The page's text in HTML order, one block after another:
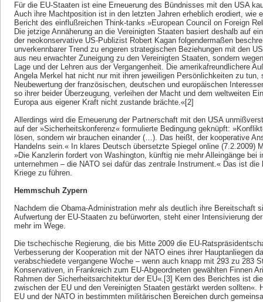
Für die EU-Staaten ist eine Erneuerung des Bündnisses mit den USA
Auch ihre Machtposition ist in den letzten Jahren erheblich erodiert, wie
Bericht des einflußreichen Think-tanks »European Council on Foreign
Die jetzige Annäherung an die Vereinigten Staaten basiert deshalb auf
der neokonservative US-Publizist Robert Kagan folgendermaßen
unverkennbarer Trend zu engeren strategischen Beziehungen mit den
aus neu erwachter Zuneigung zu den Vereinigten Staaten, sondern
Lage und der Lehren aus der Vergangenheit. Die amerikafreundlichere
Angela Merkel hat nicht nur mit ihren jeweiligen Persönlichkeiten zu tun,
Neubewertung der französischen, deutschen und europäischen
so ihrer beider Überzeugung, verleihen der Macht und dem weltweiten
Europa aus eigener Kraft nicht zustande brächte.«[2]
Allerdings wird die Erneuerung der Partnerschaft mit den USA
auf der »Sicherheitskonferenz« formulierte Bedingung geknüpft:
lösen, sondern wir brauchen einander (…). Das heißt, der kooperative
Handelns sein.« In klares Deutsch übersetzte Spiegel on­line (7.2.2009)
»Die Kanzlerin fordert von Washington, künftig nie mehr Alleingänge bei
unternehmen – die NATO sei dafür das zentrale Instrument.« Das ist
Kriege zu führen.
Hemmschuh Zypern
Nachdem die Obama-Administration mehr als deutlich ihre Bereitschaft
Aufwertung der EU-Staaten zu befürworten, steht einer Intensivierung
mehr im Wege.
Die tschechische Regierung, die bis Mitte 2009 die EU-
Verbesserung der Kooperation mit der NATO eines ihrer Hauptanliegen
verabschiedete vergangene Woche – wenn auch knapp mit 293 zu 283
Konservativen, in Frankreich zum EU-Abgeordneten gewählten Finnen
Rahmen der Sicherheitsarchitektur der EU«.[3] Kern des Berichtes ist
zwischen der EU und den Vereinigten Staaten gestärkt werden sollten«.
EU und der ­NATO in bestimmten militärischen Bereichen durch